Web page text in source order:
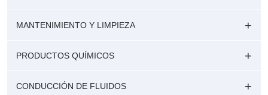
MANTENIMIENTO Y LIMPIEZA
PRODUCTOS QUÍMICOS
CONDUCCIÓN DE FLUIDOS